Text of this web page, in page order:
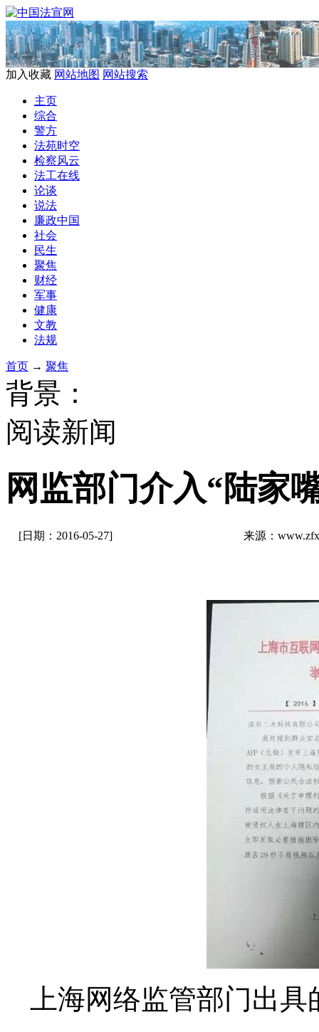
加入收藏 网站地图 网站搜索
主页
综合
警方
法苑时空
检察风云
法工在线
论谈
说法
廉政中国
社会
民生
聚焦
财经
军事
健康
文教
法规
首页 → 聚焦
背景：
阅读新闻
网监部门介入“陆家
[日期：2016-05-27] 来源：
上海网络监管部门出